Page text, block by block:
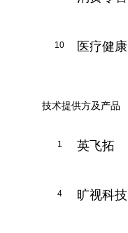
10 医疗健康
技术提供方及产品
1 英飞拓
4 旷视科技